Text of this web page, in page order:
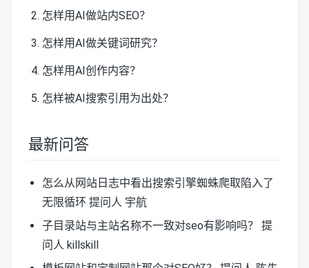
怎样用AI做站内SEO？
怎样用AI做关键词研究？
怎样用AI创作内容？
怎样被AI搜索引用为出处？
最新问答
怎么从网站日志中看出搜索引擎蜘蛛爬取陷入了
无限循环 提问人 宇航
子目录站与主站名称不一致对seo有影响吗？
提
问人 killskill